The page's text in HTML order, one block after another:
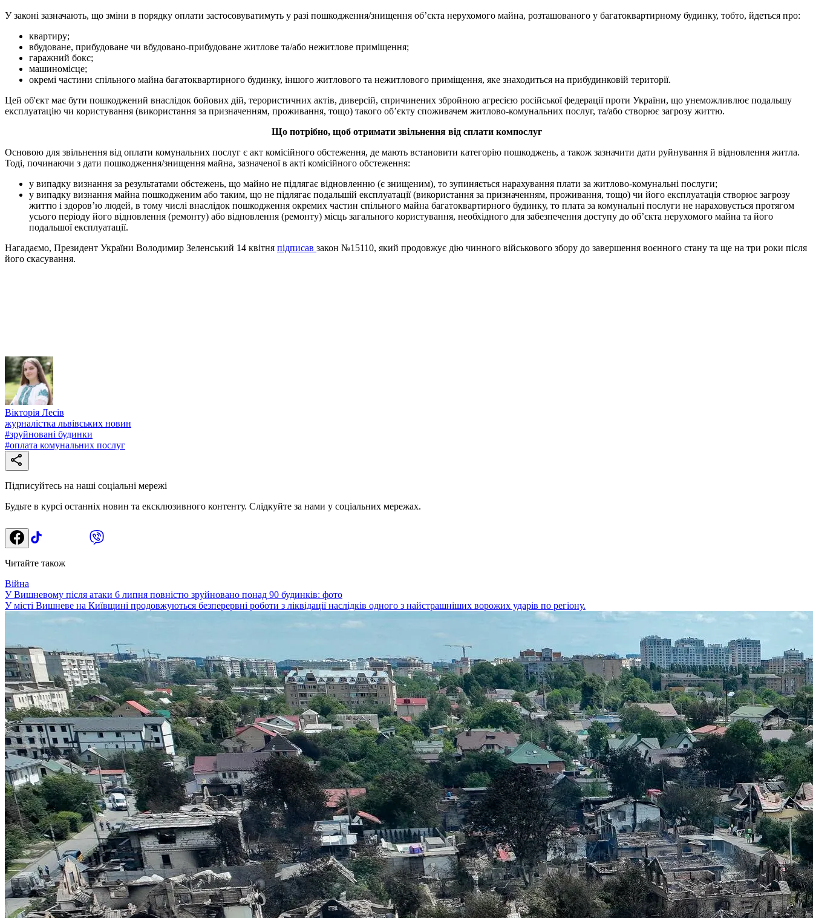
У законі зазначають, що зміни в порядку оплати застосовуватимуть у разі пошкодження/знищення об’єкта нерухомого майна, розташованого у багатоквартирному будинку, тобто, йдеться про:
квартиру;
вбудоване, прибудоване чи вбудовано-прибудоване житлове та/або нежитлове приміщення;
гаражний бокс;
машиномісце;
окремі частини спільного майна багатоквартирного будинку, іншого житлового та нежитлового приміщення, яке знаходиться на прибудинковій території.
Цей об'єкт має бути пошкоджений внаслідок бойових дій, терористичних актів, диверсій, спричинених збройною агресією російської федерації проти України, що унеможливлює подальшу
експлуатацію чи користування (використання за призначенням, проживання, тощо) такого об’єкту споживачем житлово-комунальних послуг, та/або створює загрозу життю.
Що потрібно, щоб отримати звільнення від сплати компослуг
Основою для звільнення від оплати комунальних послуг є акт комісійного обстеження, де мають встановити категорію пошкоджень, а також зазначити дати руйнування й відновлення житла.
Тоді, починаючи з дати пошкодження/знищення майна, зазначеної в акті комісійного обстеження:
у випадку визнання за результатами обстежень, що майно не підлягає відновленню (є знищеним), то зупиняється нарахування плати за житлово-комунальні послуги;
у випадку визнання майна пошкодженим або таким, що не підлягає подальшій експлуатації (використання за призначенням, проживання, тощо) чи його експлуатація створює загрозу
життю і здоров’ю людей, в тому числі внаслідок пошкодження окремих частин спільного майна багатоквартирного будинку, то плата за комунальні послуги не нараховується протягом
усього періоду його відновлення (ремонту) або відновлення (ремонту) місць загального користування, необхідного для забезпечення доступу до об’єкта нерухомого майна та його
подальшої експлуатації.
Нагадаємо, Президент України Володимир Зеленський 14 квітня підписав закон №15110, який продовжує дію чинного військового збору до завершення воєнного стану та ще на три роки після
його скасування.
Вікторія Лесів
журналістка львівських новин
#зруйновані будинки
#оплата комунальних послуг
Підписуйтесь на наші соціальні мережі
Будьте в курсі останніх новин та ексклюзивного контенту. Слідкуйте за нами у соціальних мережах.
Читайте також
Війна
У Вишневому після атаки 6 липня повністю зруйновано понад 90 будинків: фото
У місті Вишневе на Київщині продовжуються безперервні роботи з ліквідації наслідків одного з найстрашніших ворожих ударів по регіону.